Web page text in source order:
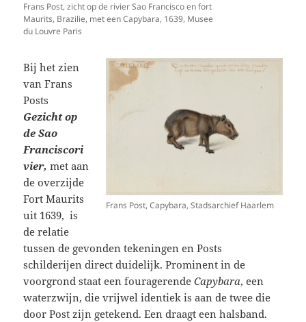
Frans Post, zicht op de rivier Sao Francisco en fort
Maurits, Brazilie, met een Capybara, 1639, Musee
du Louvre Paris
Frans Post, Capybara, Stadsarchief Haarlem
Bij het zien
van Frans
Posts
Gezicht op
de Sao
Franciscori
vier,met aan
de overzijde
Fort Maurits
uit 1639, is
de relatie
tussen de gevonden tekeningen en Posts
schilderijen direct duidelijk. Prominent in de
voorgrond staat een fouragerendeCapybara, een
waterzwijn, die vrijwel identiek is aan de twee die
door Post zijn getekend. Een draagt een halsband.